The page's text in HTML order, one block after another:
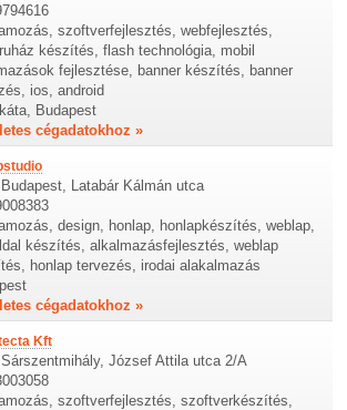
szoftverfejlesztés, webfejlesztés,
készítés, flash technológia, mobil
fejlesztése, banner készítés, banner
ios, android
Budapest
cégadatokhoz »
Latabár Kálmán utca
design, honlap, honlapkészítés, weblap,
készítés, alkalmazásfejlesztés, weblap
honlap tervezés, irodai alakalmazás
cégadatokhoz »
Kft
József Attila utca 2/A
szoftverfejlesztés, szoftverkészítés,